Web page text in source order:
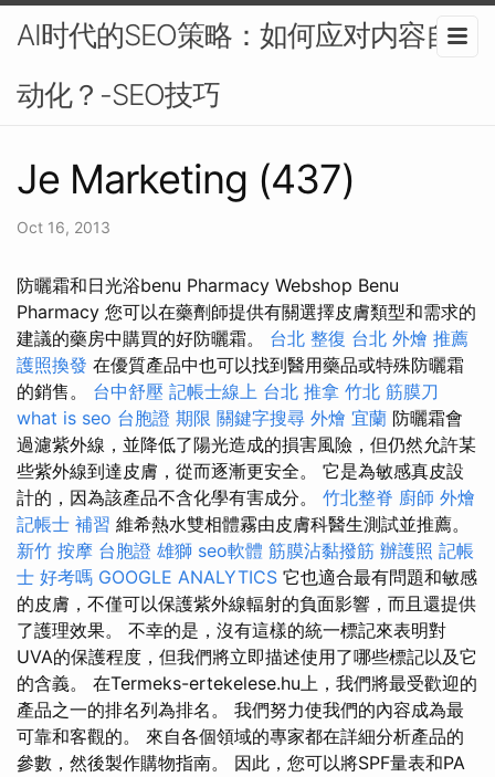
AI时代的SEO策略：如何应对内容自
动化？-SEO技巧
Je Marketing (437)
Oct 16, 2013
防曬霜和日光浴benu Pharmacy Webshop Benu
Pharmacy 您可以在藥劑師提供有關選擇皮膚類型和需求的
建議的藥房中購買的好防曬霜。 台北 整復 台北 外燴 推薦
護照換發 在優質產品中也可以找到醫用藥品或特殊防曬霜
的銷售。 台中舒壓 記帳士線上 台北 推拿 竹北 筋膜刀
what is seo 台胞證 期限 關鍵字搜尋 外燴 宜蘭 防曬霜會
過濾紫外線，並降低了陽光造成的損害風險，但仍然允許某
些紫外線到達皮膚，從而逐漸更安全。 它是為敏感真皮設
計的，因為該產品不含化學有害成分。 竹北整脊 廚師 外燴
記帳士 補習 維希熱水雙相體霧由皮膚科醫生測試並推薦。
新竹 按摩 台胞證 雄獅 seo軟體 筋膜沾黏撥筋 辦護照 記帳
士 好考嗎 GOOGLE ANALYTICS 它也適合最有問題和敏感
的皮膚，不僅可以保護紫外線輻射的負面影響，而且還提供
了護理效果。 不幸的是，沒有這樣的統一標記來表明對
UVA的保護程度，但我們將立即描述使用了哪些標記以及它
的含義。 在Termeks-ertekelese.hu上，我們將最受歡迎的
產品之一的排名列為排名。 我們努力使我們的內容成為最
可靠和客觀的。 來自各個領域的專家都在詳細分析產品的
參數，然後製作購物指南。 因此，您可以將SPF量表和PA